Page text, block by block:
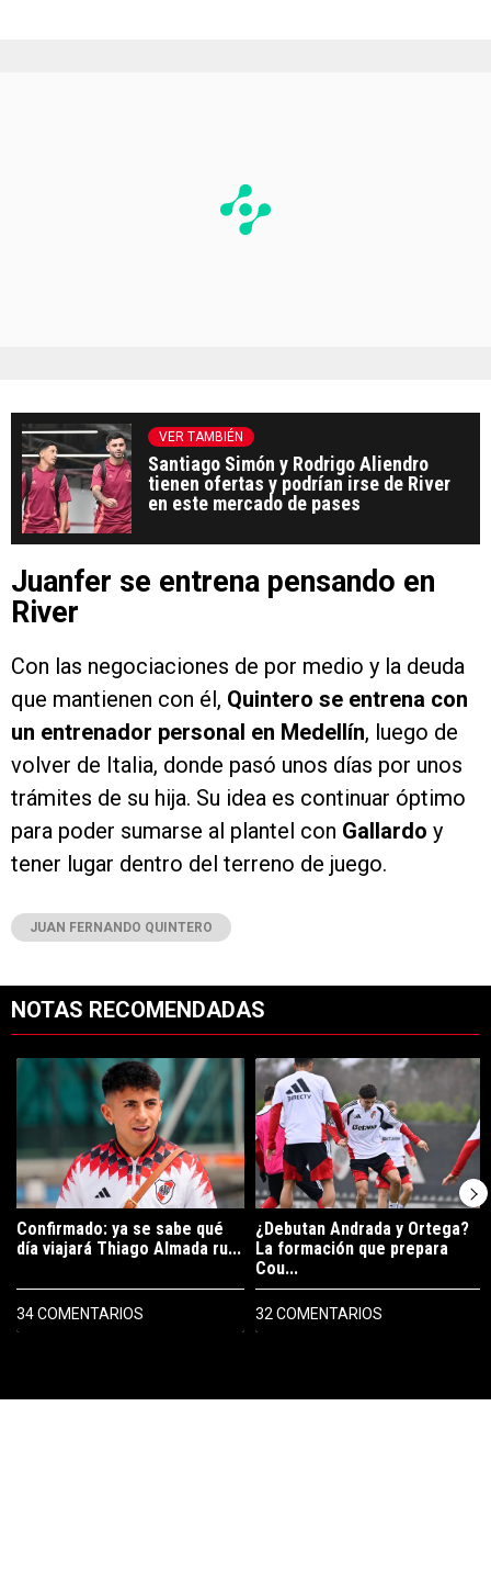
VER TAMBIÉN
Santiago Simón y Rodrigo Aliendro
tienen ofertas y podrían irse de River
en este mercado de pases
Juanfer se entrena pensando en
River
Con las negociaciones de por medio y la deuda
que mantienen con él, Quintero se entrena con
un entrenador personal en Medellín, luego de
volver de Italia, donde pasó unos días por unos
trámites de su hija. Su idea es continuar óptimo
para poder sumarse al plantel con Gallardo y
tener lugar dentro del terreno de juego.
JUAN FERNANDO QUINTERO
NOTAS RECOMENDADAS
Un artículo de tendencia con el título "Confirmado: ya se sabe qué
Confirmado: ya se sabe qué
día viajará Thiago Almada ru...
34 COMENTARIOS
Un artículo de tendencia con el
¿Debutan Andrada y Ortega?
La formación que prepara
Cou...
32 COMENTARIOS